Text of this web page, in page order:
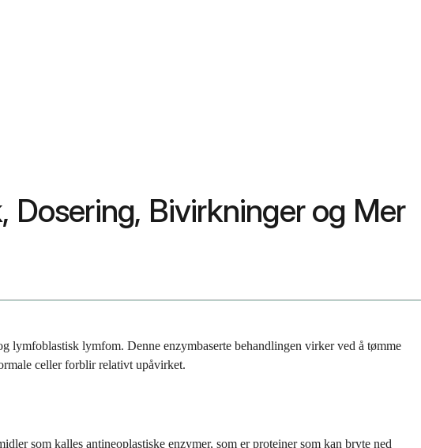
Dosering, Bivirkninger og Mer
lymfoblastisk lymfom. Denne enzymbaserte behandlingen virker ved å tømme
celler forblir relativt upåvirket.
som kalles antineoplastiske enzymer, som er proteiner som kan bryte ned